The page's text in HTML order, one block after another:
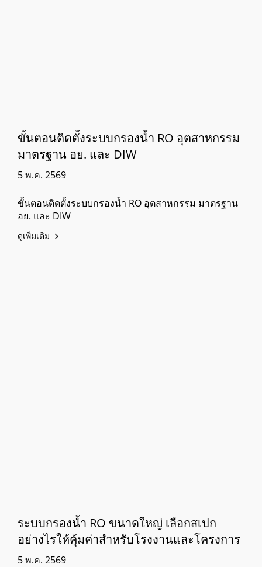
ขั้นตอนติดตั้งระบบกรองน้ำ RO อุตสาหกรรม
มาตรฐาน อย. และ DIW
5 พ.ค. 2569
ขั้นตอนติดตั้งระบบกรองน้ำ RO อุตสาหกรรม มาตรฐาน
อย. และ DIW
ดูเพิ่มเติม
ระบบกรองน้ำ RO ขนาดใหญ่ เลือกสเปก
อย่างไรให้คุ้มค่าสำหรับโรงงานและโครงการ
5 พ.ค. 2569